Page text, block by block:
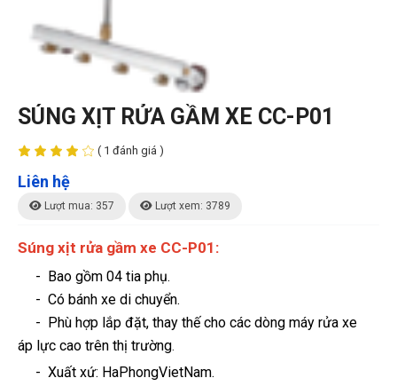
SÚNG XỊT RỬA GẦM XE CC-P01
( 1 đánh giá )
Liên hệ
Lượt mua: 357 Lượt xem: 3789
Súng xịt rửa gầm xe CC-P01:
- Bao gồm 04 tia phụ.
- Có bánh xe di chuyển.
- Phù hợp lắp đặt, thay thế cho các dòng máy rửa xe
áp lực cao trên thị trường.
- Xuất xứ: HaPhongVietNam.